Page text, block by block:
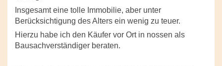
Insgesamt eine tolle Immobilie, aber unter
Berücksichtigung des Alters ein wenig zu teuer.
Hierzu habe ich den Käufer vor Ort in nossen als
Bausachverständiger beraten.